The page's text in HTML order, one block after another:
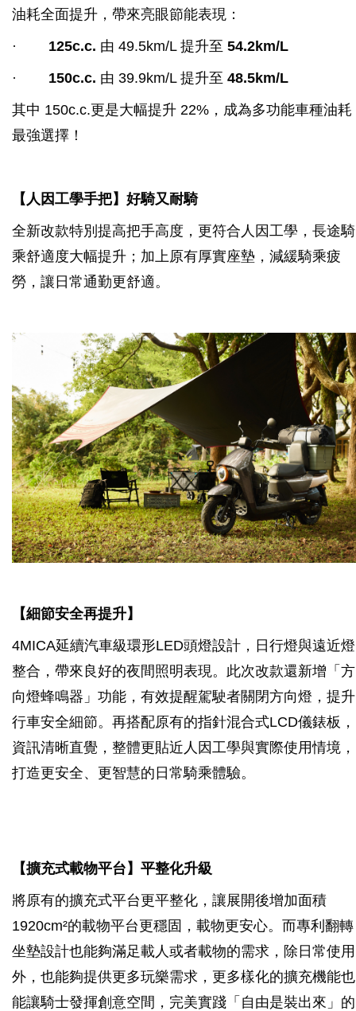
油耗全面提升，帶來亮眼節能表現：
· 125c.c. 由 49.5km/L 提升至 54.2km/L
· 150c.c. 由 39.9km/L 提升至 48.5km/L
其中 150c.c.更是大幅提升 22%，成為多功能車種油耗
最強選擇！
【人因工學手把】好騎又耐騎
全新改款特別提高把手高度，更符合人因工學，長途騎
乘舒適度大幅提升；加上原有厚實座墊，減緩騎乘疲
勞，讓日常通勤更舒適。
【細節安全再提升】
4MICA延續汽車級環形LED頭燈設計，日行燈與遠近燈
整合，帶來良好的夜間照明表現。此次改款還新增「方
向燈蜂鳴器」功能，有效提醒駕駛者關閉方向燈，提升
行車安全細節。再搭配原有的指針混合式LCD儀錶板，
資訊清晰直覺，整體更貼近人因工學與實際使用情境，
打造更安全、更智慧的日常騎乘體驗。
【擴充式載物平台】平整化升級
將原有的擴充式平台更平整化，讓展開後增加面積
1920cm²的載物平台更穩固，載物更安心。而專利翻轉
坐墊設計也能夠滿足載人或者載物的需求，除日常使用
外，也能夠提供更多玩樂需求，更多樣化的擴充機能也
能讓騎士發揮創意空間，完美實踐「自由是裝出來」的